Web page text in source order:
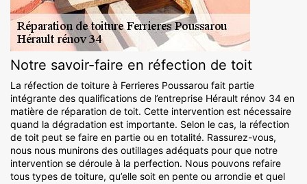
Notre savoir-faire en réfection de toit
La réfection de toiture à Ferrieres Poussarou fait partie
intégrante des qualifications de l’entreprise Hérault rénov 34 en
matière de réparation de toit. Cette intervention est nécessaire
quand la dégradation est importante. Selon le cas, la réfection
de toit peut se faire en partie ou en totalité. Rassurez-vous,
nous nous munirons des outillages adéquats pour que notre
intervention se déroule à la perfection. Nous pouvons refaire
tous types de toiture, qu’elle soit en pente ou arrondie et quel